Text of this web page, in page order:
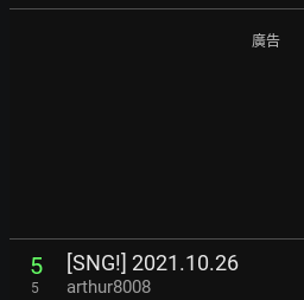
廣告
5
5
[SNG!] 2021.10.26
arthur8008